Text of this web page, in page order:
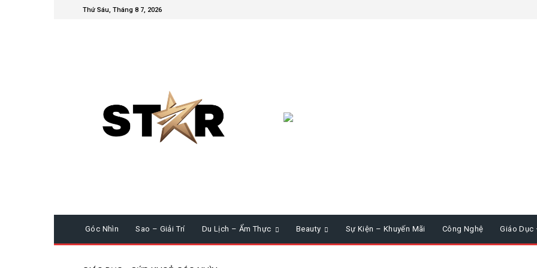
Thứ Sáu, Tháng 8 7, 2026
Góc Nhìn Sao – Giải Trí Du Lịch – Ẩm Thực Beauty Sự Kiện – Khuyến Mãi Công Nghệ Giáo Dục